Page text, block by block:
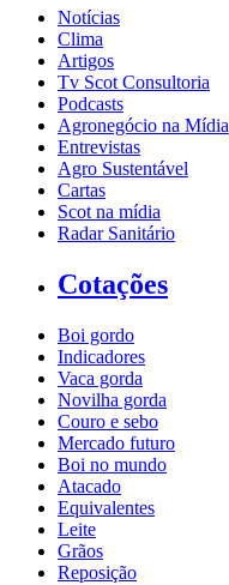
Notícias
Clima
Artigos
Tv Scot Consultoria
Podcasts
Agronegócio na Mídia
Entrevistas
Agro Sustentável
Cartas
Scot na mídia
Radar Sanitário
Cotações
Boi gordo
Indicadores
Vaca gorda
Novilha gorda
Couro e sebo
Mercado futuro
Boi no mundo
Atacado
Equivalentes
Leite
Grãos
Reposição